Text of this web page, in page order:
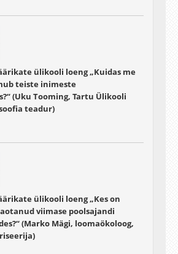
ülikooli loeng „Kuidas me
teiste inimeste
(Uku Tooming, Tartu Ülikooli
teadur)
ülikooli loeng „Kes on
viimase poolsajandi
(Marko Mägi, loomaökoloog,